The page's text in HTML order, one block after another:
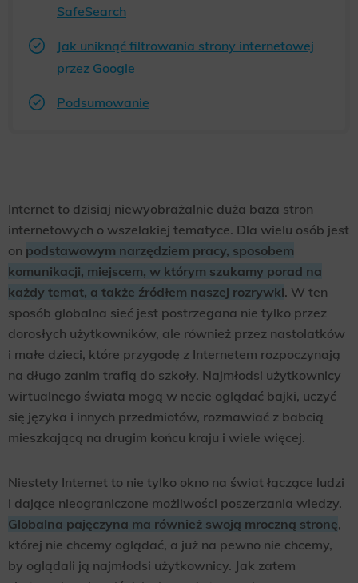
SafeSearch
Jak uniknąć filtrowania strony internetowej
przez Google
Podsumowanie
Internet to dzisiaj niewyobrażalnie duża baza stron
internetowych o wszelakiej tematyce. Dla wielu osób jest
on podstawowym narzędziem pracy, sposobem
komunikacji, miejscem, w którym szukamy porad na
każdy temat, a także źródłem naszej rozrywki. W ten
sposób globalna sieć jest postrzegana nie tylko przez
dorosłych użytkowników, ale również przez nastolatków
i małe dzieci, które przygodę z Internetem rozpoczynają
na długo zanim trafią do szkoły. Najmłodsi użytkownicy
wirtualnego świata mogą w necie oglądać bajki, uczyć
się języka i innych przedmiotów, rozmawiać z babcią
mieszkającą na drugim końcu kraju i wiele więcej.
Niestety Internet to nie tylko okno na świat łączące ludzi
i dające nieograniczone możliwości poszerzania wiedzy.
Globalna pajęczyna ma również swoją mroczną stronę,
której nie chcemy oglądać, a już na pewno nie chcemy,
by oglądali ją najmłodsi użytkownicy. Jak zatem